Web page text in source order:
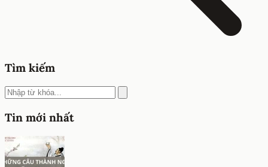
Tìm kiếm
Tin mới nhất